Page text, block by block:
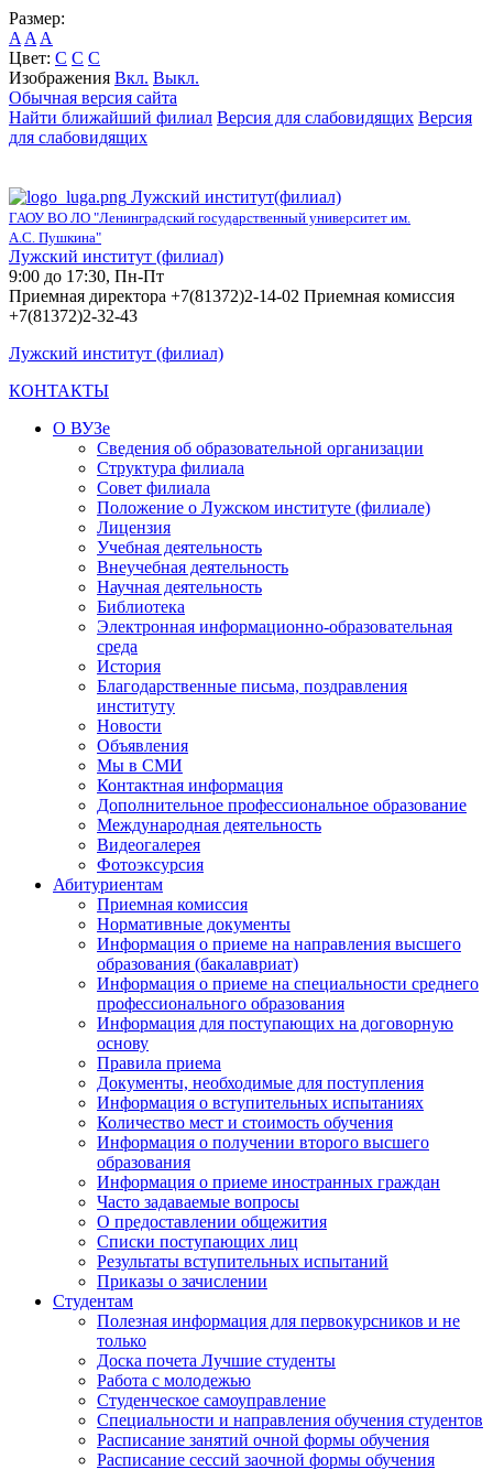
Размер:
A A A
Цвет: C C C
Изображения Вкл. Выкл.
Обычная версия сайта
Найти ближайший филиал Версия для слабовидящих Версия
для слабовидящих
Лужский институт(филиал)
ГАОУ ВО ЛО "Ленинградский государственный университет им.
А.С. Пушкина"
Лужский институт (филиал)
9:00 до 17:30, Пн-Пт
Приемная директора +7(81372)2-14-02 Приемная комиссия
+7(81372)2-32-43
Лужский институт (филиал)
КОНТАКТЫ
О ВУЗе
Сведения об образовательной организации
Структура филиала
Совет филиала
Положение о Лужском институте (филиале)
Лицензия
Учебная деятельность
Внеучебная деятельность
Научная деятельность
Библиотека
Электронная информационно-образовательная
среда
История
Благодарственные письма, поздравления
институту
Новости
Объявления
Мы в СМИ
Контактная информация
Дополнительное профессиональное образование
Международная деятельность
Видеогалерея
Фотоэксурсия
Абитуриентам
Приемная комиссия
Нормативные документы
Информация о приеме на направления высшего
образования (бакалавриат)
Информация о приеме на специальности среднего
профессионального образования
Информация для поступающих на договорную
основу
Правила приема
Документы, необходимые для поступления
Информация о вступительных испытаниях
Количество мест и стоимость обучения
Информация о получении второго высшего
образования
Информация о приеме иностранных граждан
Часто задаваемые вопросы
О предоставлении общежития
Списки поступающих лиц
Результаты вступительных испытаний
Приказы о зачислении
Студентам
Полезная информация для первокурсников и не
только
Доска почета Лучшие студенты
Работа с молодежью
Студенческое самоуправление
Специальности и направления обучения студентов
Расписание занятий очной формы обучения
Расписание сессий заочной формы обучения